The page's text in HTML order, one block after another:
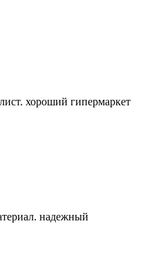
хороший гипермаркет
надежный